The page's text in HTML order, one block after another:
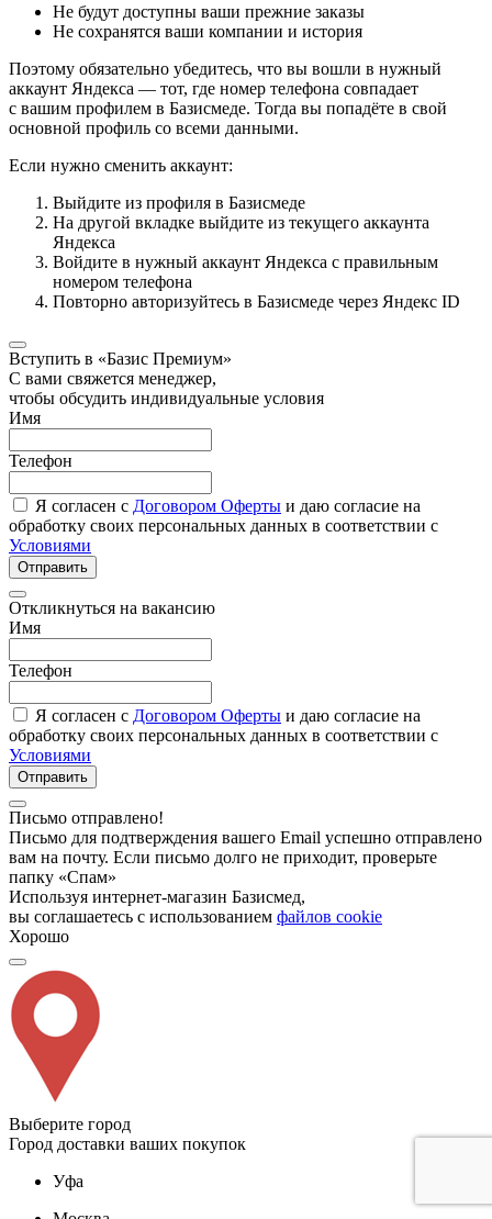
Не будут доступны ваши прежние заказы
Не сохранятся ваши компании и история
Поэтому обязательно убедитесь, что вы вошли в нужный
аккаунт Яндекса — тот, где номер телефона совпадает
с вашим профилем в Базисмеде. Тогда вы попадёте в свой
основной профиль со всеми данными.
Если нужно сменить аккаунт:
Выйдите из профиля в Базисмеде
На другой вкладке выйдите из текущего аккаунта
Яндекса
Войдите в нужный аккаунт Яндекса с правильным
номером телефона
Повторно авторизуйтесь в Базисмеде через Яндекс ID
Вступить в «Базис Премиум»
С вами свяжется менеджер,
чтобы обсудить индивидуальные условия
Имя
Телефон
Я согласен с Договором Оферты и даю согласие на
обработку своих персональных данных в соответствии с
Условиями
Отправить
Откликнуться на вакансию
Имя
Телефон
Я согласен с Договором Оферты и даю согласие на
обработку своих персональных данных в соответствии с
Условиями
Отправить
Письмо отправлено!
Письмо для подтверждения вашего Email успешно отправлено
вам на почту. Если письмо долго не приходит, проверьте
папку «Спам»
Используя интернет-магазин Базисмед,
вы соглашаетесь с использованием файлов cookie
Хорошо
Выберите город
Город доставки ваших покупок
Уфа